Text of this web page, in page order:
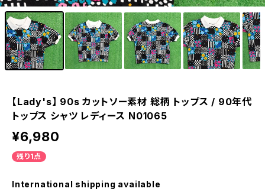
【Lady's】 90s カットソー素材 総柄 トップス / 90年代
トップス シャツ レディース N01065
¥6,980
残り1点
International shipping available